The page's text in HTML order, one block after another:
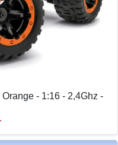
- 1:16 - 2,4Ghz -